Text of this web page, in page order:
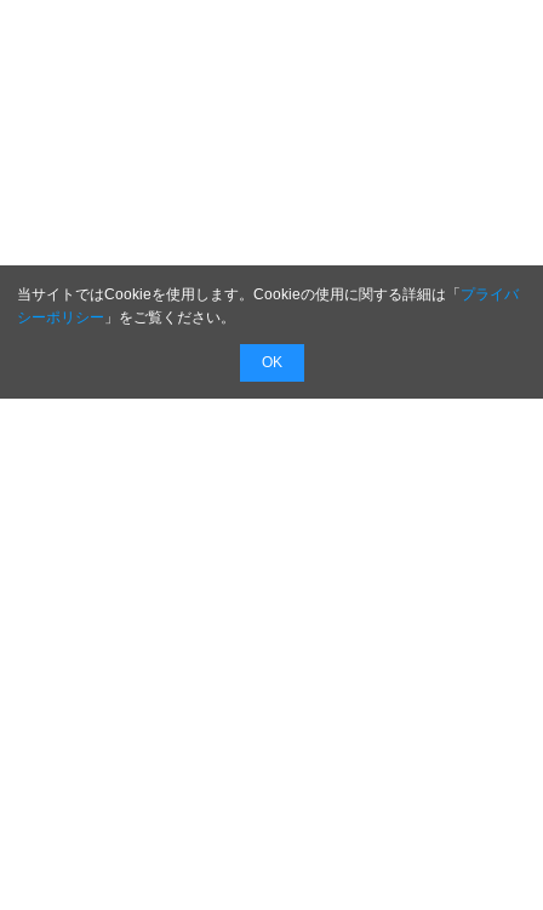
当サイトではCookieを使用します。Cookieの使用に関する詳細は「プライバ
シーポリシー 」をご覧ください。
OK